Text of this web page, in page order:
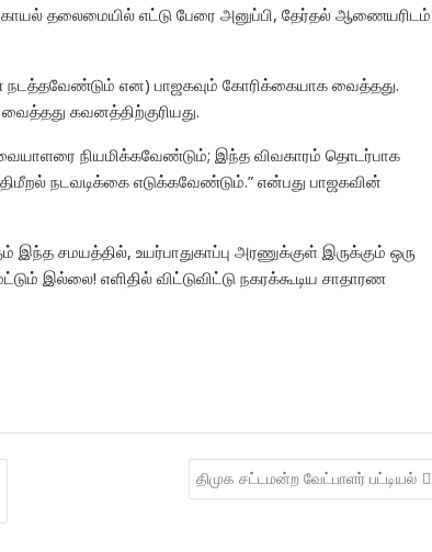
தலைமையில் எட்டு பேரை அனுப்பி, தேர்தல் ஆணையரிடம்
என) பாஜகவும் கோரிக்கையாக வைத்தது.
கவனத்திற்குரியது.
நியமிக்கவேண்டும்; இந்த விவகாரம் தொடர்பாக
நடவடிக்கை எடுக்கவேண்டும்.” என்பது பாஜகவின்
இந்த சமயத்தில், உயர்பாதுகாப்பு அரணுக்குள் இருக்கும் ஒரு
இல்லை! எளிதில் விட்டுவிட்டு நகரக்கூடிய சாதாரண
திமுக சட்டமன்ற வேட்பாளர் பட்டியல்